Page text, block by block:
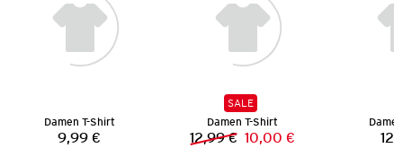
Damen T-Shirt
9,99 €
SALE
Damen T-Shirt
12,99 € 10,00 €